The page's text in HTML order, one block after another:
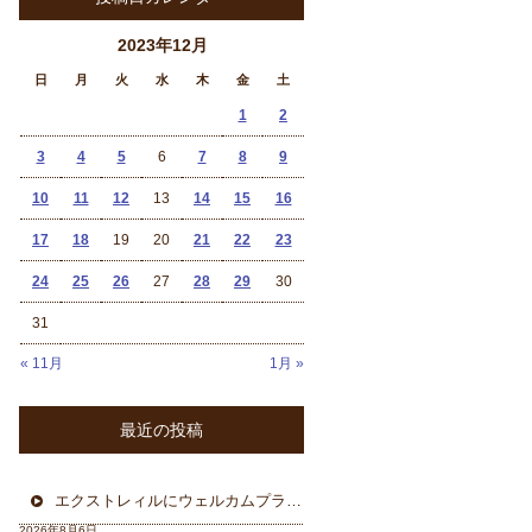
2023年12月
日 月 火 水 木 金 土
« 11月 1月 »
1 2
3 4 5 6 7 8 9
10 11 12 13 14 15 16
17 18 19 20 21 22 23
24 25 26 27 28 29 30
31
最近の投稿
エクストレィルにウェルカムプラン フォーカル三重県から